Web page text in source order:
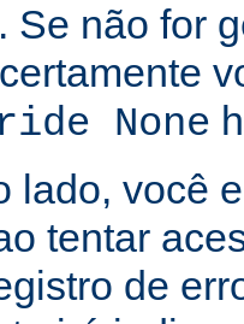
Se não for
None
lado, você
tentar
de